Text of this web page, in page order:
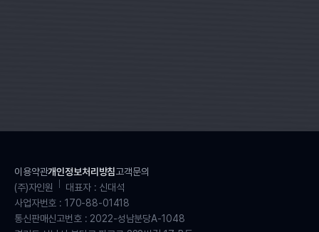
이용약관개인정보처리방침고객문의
(주)자인원
대표자 : 신대석
사업자번호 : 170-88-01418
통신판매신고번호 : 2022-성남분당A-1048